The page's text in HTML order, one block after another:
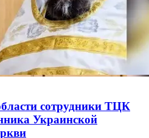
сотрудники ТЦК
Украинской